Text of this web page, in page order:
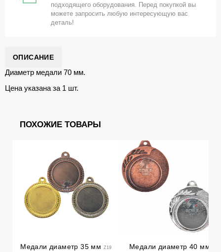
подходящего оборудования. Перед покупкой вы
можете запросить любую интересующую вас
деталь!
ОПИСАНИЕ
Диаметр медали 70 мм.
Цена указана за 1 шт.
ПОХОЖИЕ ТОВАРЫ
Медали диаметр 35 мм Z19 Медали диаметр 40 мм